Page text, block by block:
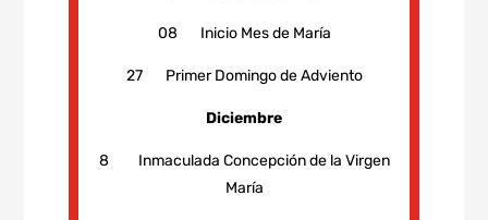
08 Inicio Mes de María
27 Primer Domingo de Adviento
Diciembre
8 Inmaculada Concepción de la Virgen
María